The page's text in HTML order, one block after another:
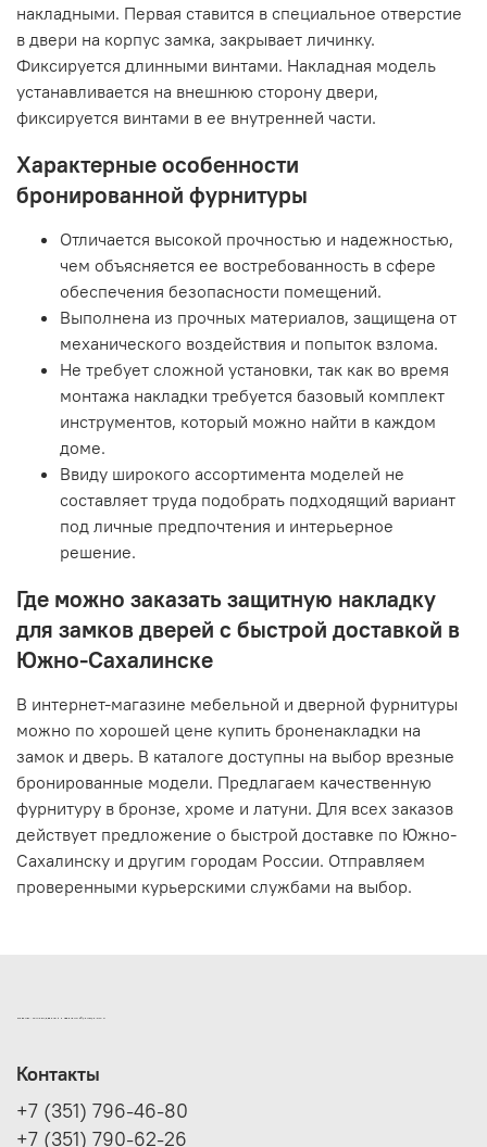
накладными. Первая ставится в специальное отверстие
в двери на корпус замка, закрывает личинку.
Фиксируется длинными винтами. Накладная модель
устанавливается на внешнюю сторону двери,
фиксируется винтами в ее внутренней части.
Характерные особенности
бронированной фурнитуры
Отличается высокой прочностью и надежностью,
чем объясняется ее востребованность в сфере
обеспечения безопасности помещений.
Выполнена из прочных материалов, защищена от
механического воздействия и попыток взлома.
Не требует сложной установки, так как во время
монтажа накладки требуется базовый комплект
инструментов, который можно найти в каждом
доме.
Ввиду широкого ассортимента моделей не
составляет труда подобрать подходящий вариант
под личные предпочтения и интерьерное
решение.
Где можно заказать защитную накладку
для замков дверей с быстрой доставкой в
Южно-Сахалинске
В интернет-магазине мебельной и дверной фурнитуры
можно по хорошей цене купить броненакладки на
замок и дверь. В каталоге доступны на выбор врезные
бронированные модели. Предлагаем качественную
фурнитуру в бронзе, хроме и латуни. Для всех заказов
действует предложение о быстрой доставке по Южно-
Сахалинску и другим городам России. Отправляем
проверенными курьерскими службами на выбор.
ИНТЕРНЕТ-МАГАЗИН ДВЕРНОЙ И МЕБЕЛЬНОЙ ФУРНИТУРЫ САМ
Контакты
+7 (351) 796-46-80
+7 (351) 790-62-26